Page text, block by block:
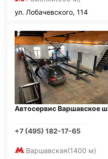
ул. Лобачевского, 114
Автосервис Варшавское ш
+7 (495) 182-17-65
Варшавская(1400 м)